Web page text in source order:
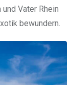
Vater Rhein
bewundern.